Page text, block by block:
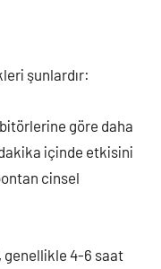
şunlardır:
göre daha
içinde etkisini
cinsel
genellikle 4-6 saat